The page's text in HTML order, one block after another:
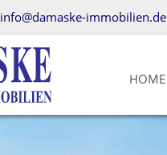
info@damaske-immobilien.de
HOME